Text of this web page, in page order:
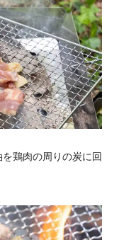
鶏肉の周りの炭に回